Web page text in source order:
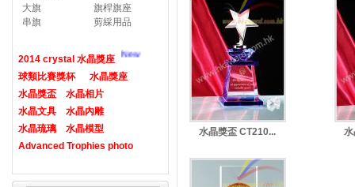
大旗
旗桿旗座
串旗
剪綵用品
2014 crystal 水晶獎座 New
球類比賽獎杯
水晶獎座
水晶獎盃
水晶相片
水晶文具
水晶內雕
水晶琉璃
水晶模型
Advanced Trophies photo
水晶獎盃 CT210... 水